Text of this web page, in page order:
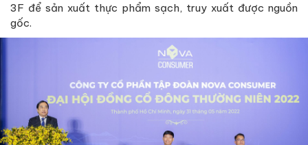
3F để sản xuất thực phẩm sạch, truy xuất được nguồn
gốc.